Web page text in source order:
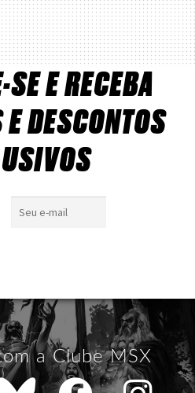
SE E RECEBA
DESCONTOS
a Clube MSX